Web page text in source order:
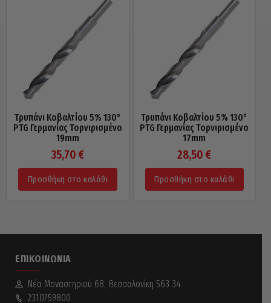
Τρυπάνι Κοβαλτίου 5% 130°
PTG Γερμανίας Τορνιρισμένο
19mm
35,70 €
Προσθήκη στο καλάθι
Τρυπάνι Κοβαλτίου 5% 130°
PTG Γερμανίας Τορνιρισμένο
17mm
28,50€
Προσθήκη στο καλάθι
ΕΠΙΚΟΙΝΩΝΊΑ
Νέα Mοναστηριού 68, Θεσσαλονίκη 563 34
2310759800